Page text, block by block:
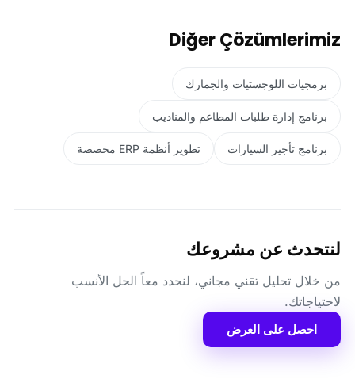
Diğer Çözümlerimiz
برمجيات اللوجستيات والجمارك
برنامج إدارة طلبات المطاعم والمناديب
برنامج تأجير السيارات تطوير أنظمة ERP مخصصة
لنتحدث عن مشروعك
من خلال تحليل تقني مجاني، لنحدد معاً الحل الأنسب
لاحتياجاتك.
احصل على العرض